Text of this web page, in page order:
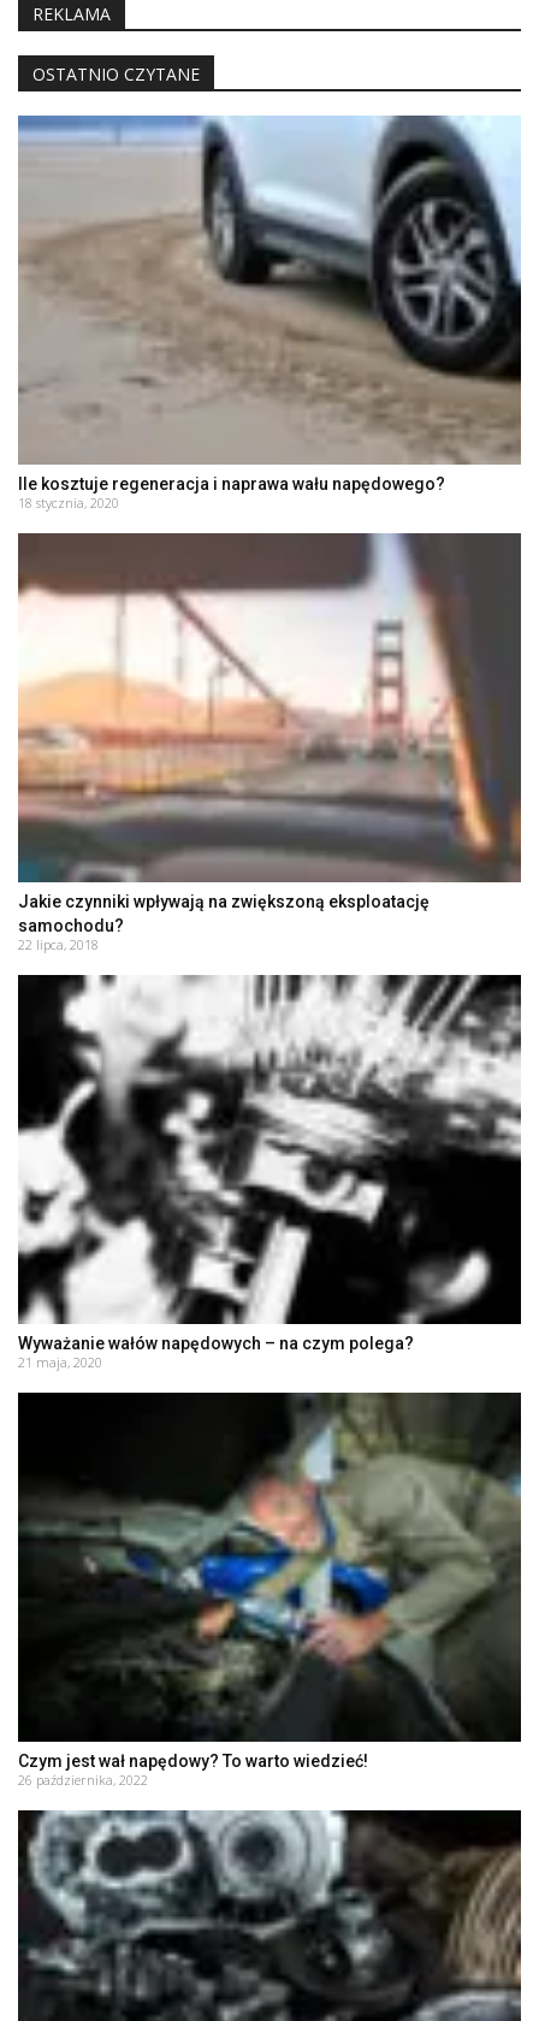
REKLAMA
OSTATNIO CZYTANE
Ile kosztuje regeneracja i naprawa wału napędowego?
18 stycznia, 2020
Jakie czynniki wpływają na zwiększoną eksploatację
samochodu?
22 lipca, 2018
Wyważanie wałów napędowych – na czym polega?
21 maja, 2020
Czym jest wał napędowy? To warto wiedzieć!
26 października, 2022